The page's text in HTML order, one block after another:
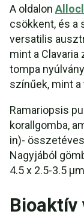
A oldalon
csökkent, és a
versatilis
mint a Clavaria
tompa
színűek, mint
Ramariopsis
korallgomba,
in)-
Nagyjából
4.5 x 2.5-3.5
Bioaktív